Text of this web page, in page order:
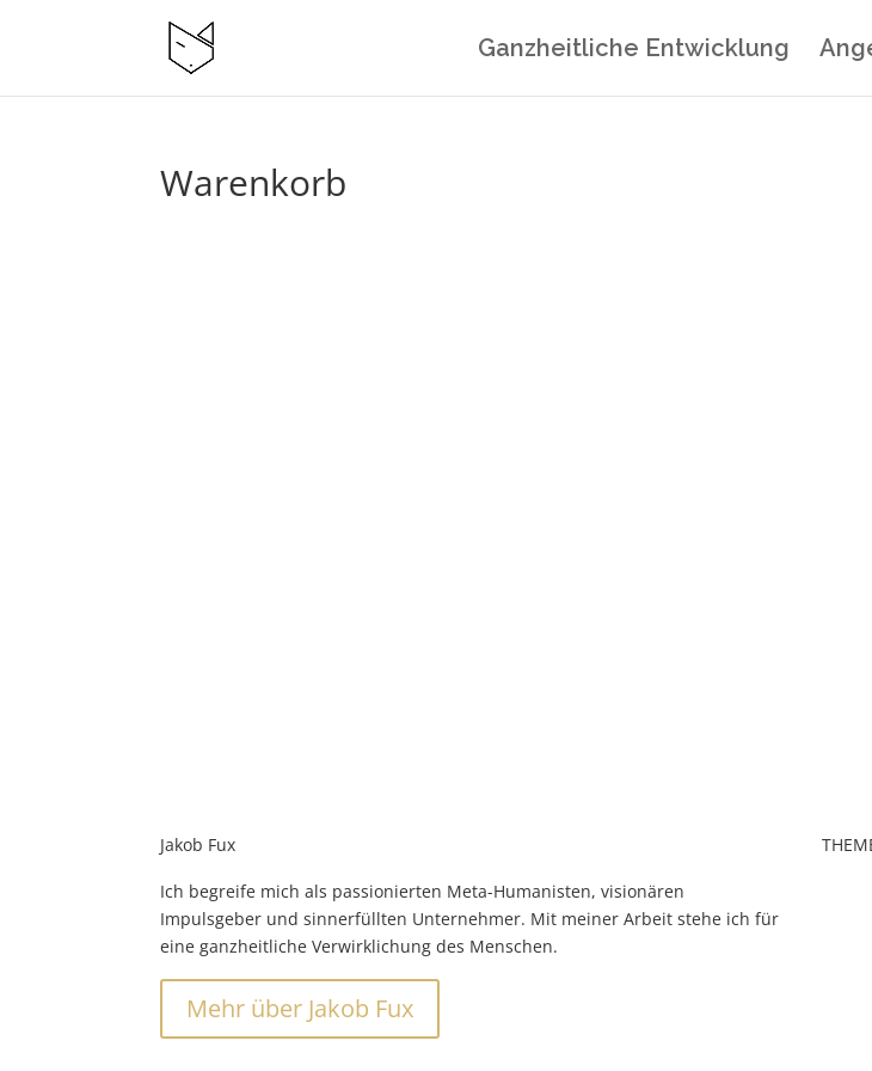
Ganzheitliche Entwicklung
Warenkorb
Jakob Fux
Ich begreife mich als passionierten Meta-Humanisten, visionären
Impulsgeber und sinnerfüllten Unternehmer. Mit meiner Arbeit stehe ich für
eine ganzheitliche Verwirklichung des Menschen.
Mehr über Jakob Fux